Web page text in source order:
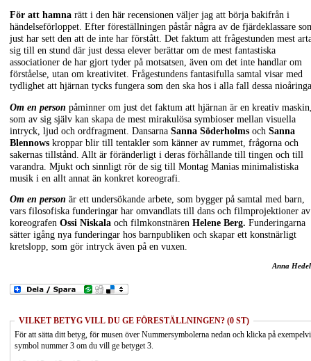
För att hamna rätt i den här recensionen väljer jag att börja bakifrån i
händelseförloppet. Efter föreställningen påstår några av de fjärdeklassare
just har sett den att de inte har förstått. Det faktum att frågestunden mest
sig till en stund där just dessa elever berättar om de mest fantastiska
associationer de har gjort tyder på motsatsen, även om det inte handlar om
förståelse, utan om kreativitet. Frågestundens fantasifulla samtal visar med
tydlighet att hjärnan tycks fungera som den ska hos i alla fall dessa
Om en person påminner om just det faktum att hjärnan är en kreativ
som av sig själv kan skapa de mest mirakulösa symbioser mellan visuella
intryck, ljud och ordfragment. Dansarna Sanna Söderholms och Sanna
Blennows kroppar blir till tentakler som känner av rummet, frågorna och
sakernas tillstånd. Allt är föränderligt i deras förhållande till tingen och till
varandra. Mjukt och sinnligt rör de sig till Montag Manias minimalistiska
musik i en allt annat än konkret koreografi.
Om en person är ett undersökande arbete, som bygger på samtal med barn,
vars filosofiska funderingar har omvandlats till dans och filmprojektioner av
koreografen Ossi Niskala och filmkonstnären Helene Berg. Funderingarna
sätter igång nya funderingar hos barnpubliken och skapar ett konstnärligt
kretslopp, som gör intryck även på en vuxen.
Anna
VILKET BETYG VILL DU GE FÖRESTÄLLNINGEN? (0 ST)
För att sätta ditt betyg, för musen över Nummersymbolerna nedan och klicka på
symbol nummer 3 om du vill ge betyget 3.